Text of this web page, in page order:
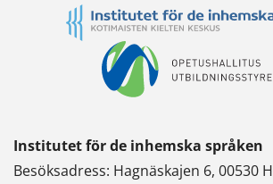
Institutet för de inhemska språken
Besöksadress: Hagnäskajen 6, 00530